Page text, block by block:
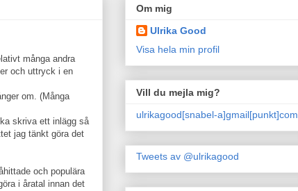
många andra
och uttryck i en
om. (Många
skriva ett inlägg så
jag tänkt göra det
och populära
i åratal innan det
Om mig
Ulrika Good
Visa hela min profil
Vill du mejla mig?
ulrikagood[snabel-a]gmail[punkt]com
Tweets av @ulrikagood